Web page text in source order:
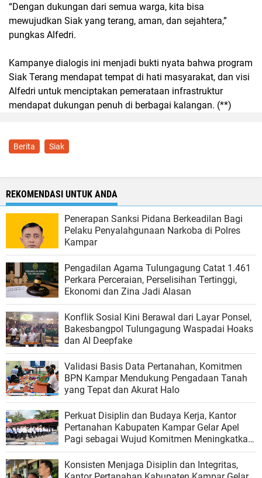
“Dengan dukungan dari semua warga, kita bisa
mewujudkan Siak yang terang, aman, dan sejahtera,”
pungkas Alfedri.
Kampanye dialogis ini menjadi bukti nyata bahwa program
Siak Terang mendapat tempat di hati masyarakat, dan visi
Alfedri untuk menciptakan pemerataan infrastruktur
mendapat dukungan penuh di berbagai kalangan. (**)
Berita Siak
REKOMENDASI UNTUK ANDA
Penerapan Sanksi Pidana Berkeadilan Bagi
Pelaku Penyalahgunaan Narkoba di Polres
Kampar
Pengadilan Agama Tulungagung Catat 1.461
Perkara Perceraian, Perselisihan Tertinggi,
Ekonomi dan Zina Jadi Alasan
Konflik Sosial Kini Berawal dari Layar Ponsel,
Bakesbangpol Tulungagung Waspadai Hoaks
dan AI Deepfake
Validasi Basis Data Pertanahan, Komitmen
BPN Kampar Mendukung Pengadaan Tanah
yang Tepat dan Akurat Halo
Perkuat Disiplin dan Budaya Kerja, Kantor
Pertanahan Kabupaten Kampar Gelar Apel
Pagi sebagai Wujud Komitmen Meningkatkan
Kualitas Pelayanan
Konsisten Menjaga Disiplin dan Integritas,